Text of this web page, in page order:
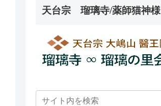
天台宗 瑠璃寺/薬師猫神様